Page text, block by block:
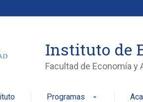
Instituto de
Facultad de Economía y
Programas arrow_drop_down